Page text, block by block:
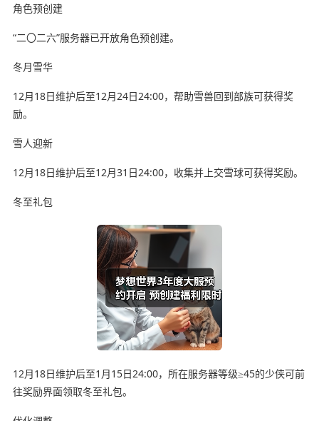
角色预创建
“二〇二六”服务器已开放角色预创建。
冬月雪华
12月18日维护后至12月24日24:00，帮助雪兽回到部族可获得奖
励。
雪人迎新
12月18日维护后至12月31日24:00，收集并上交雪球可获得奖励。
冬至礼包
12月18日维护后至1月15日24:00，所在服务器等级≥45的少侠可前
往奖励界面领取冬至礼包。